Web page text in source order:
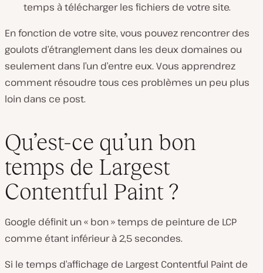
temps à télécharger les fichiers de votre site.
En fonction de votre site, vous pouvez rencontrer des
goulots d’étranglement dans les deux domaines ou
seulement dans l’un d’entre eux. Vous apprendrez
comment résoudre tous ces problèmes un peu plus
loin dans ce post.
Qu’est-ce qu’un bon
temps de Largest
Contentful Paint ?
Google définit un « bon » temps de peinture de LCP
comme étant inférieur à 2,5 secondes.
Si le temps d’affichage de Largest Contentful Paint de